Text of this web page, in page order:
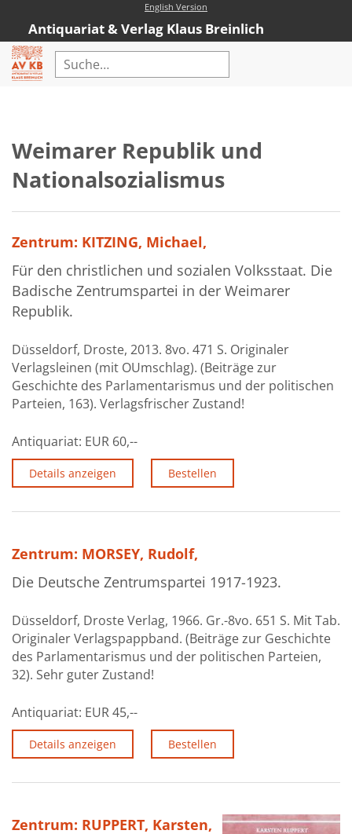
English Version
Antiquariat & Verlag Klaus Breinlich
Antiquariat
Kataloge
AVKB-Edition
AVKB-Edition Downloads
Buchempfehlungen
Neubuchsortiment
Über uns
Aktuelles
Meine Tätigkeitsfelder
Buchbinderei und Restauration
Kontakt
Newsletter
Weimarer Republik und
Nationalsozialismus
Zentrum: KITZING, Michael,
Für den christlichen und sozialen Volksstaat. Die
Badische Zentrumspartei in der Weimarer
Republik.
Düsseldorf, Droste, 2013. 8vo. 471 S. Originaler
Verlagsleinen (mit OUmschlag). (Beiträge zur
Geschichte des Parlamentarismus und der politischen
Parteien, 163). Verlagsfrischer Zustand!
Antiquariat: EUR 60,--
Details anzeigen Bestellen
Zentrum: MORSEY, Rudolf,
Die Deutsche Zentrumspartei 1917-1923.
Düsseldorf, Droste Verlag, 1966. Gr.-8vo. 651 S. Mit Tab.
Originaler Verlagspappband. (Beiträge zur Geschichte
des Parlamentarismus und der politischen Parteien,
32). Sehr guter Zustand!
Antiquariat: EUR 45,--
Details anzeigen Bestellen
Zentrum: RUPPERT, Karsten,